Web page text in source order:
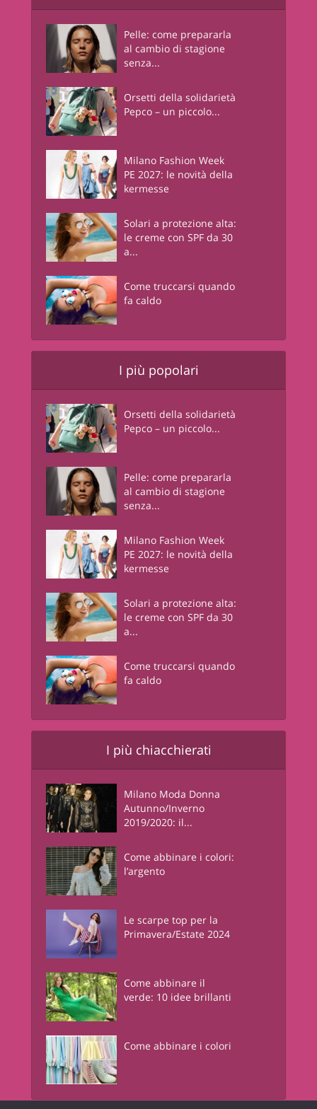
Pelle: come prepararla
al cambio di stagione
senza...
Orsetti della solidarietà
Pepco – un piccolo...
Milano Fashion Week
PE 2027: le novità della
kermesse
Solari a protezione alta:
le creme con SPF da 30
a...
Come truccarsi quando
fa caldo
I più popolari
Orsetti della solidarietà
Pepco – un piccolo...
Pelle: come prepararla
al cambio di stagione
senza...
Milano Fashion Week
PE 2027: le novità della
kermesse
Solari a protezione alta:
le creme con SPF da 30
a...
Come truccarsi quando
fa caldo
I più chiacchierati
Milano Moda Donna
Autunno/Inverno
2019/2020: il...
Come abbinare i colori:
l’argento
Le scarpe top per la
Primavera/Estate 2024
Come abbinare il
verde: 10 idee brillanti
Come abbinare i colori